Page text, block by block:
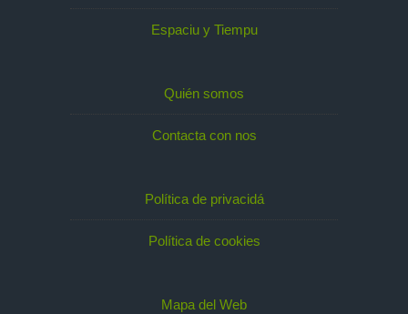
Espaciu y Tiempu
Quién somos
Contacta con nos
Política de privacidá
Política de cookies
Mapa del Web